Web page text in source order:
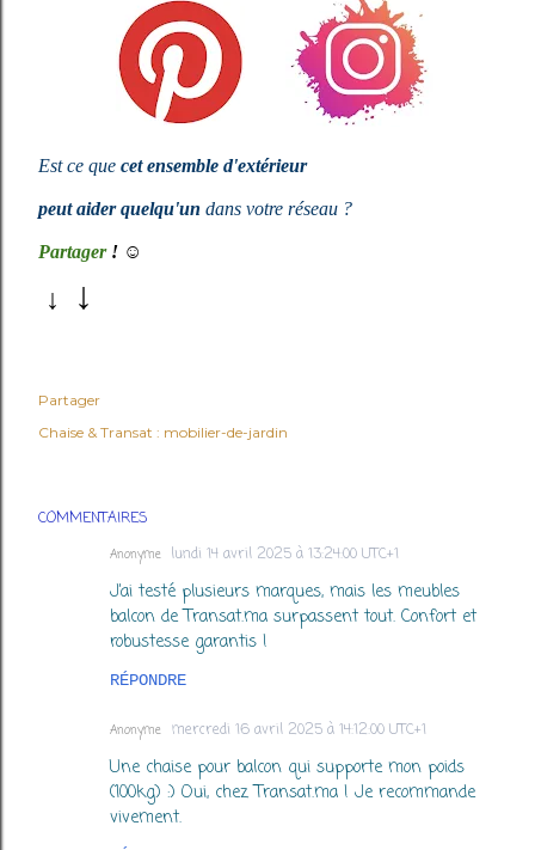
Est ce que cet ensemble d'extérieur
peut aider quelqu'un dans votre réseau ?
Partager ! ☺
↓ ↓
Partager
Chaise & Transat : mobilier-de-jardin
COMMENTAIRES
Anonyme lundi 14 avril 2025 à 13:24:00 UTC+1
J’ai testé plusieurs marques, mais les meubles
balcon de Transat.ma surpassent tout. Confort et
robustesse garantis !
RÉPONDRE
Anonyme mercredi 16 avril 2025 à 14:12:00 UTC+1
Une chaise pour balcon qui supporte mon poids
(100kg) :) Oui, chez Transat.ma ! Je recommande
vivement.